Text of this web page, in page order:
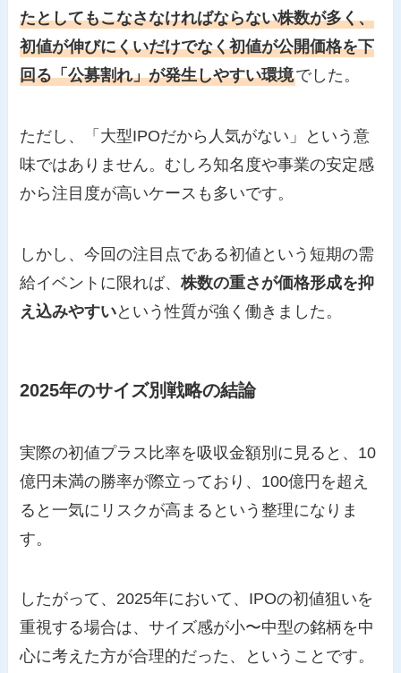
たとしてもこなさなければならない株数が多く、
初値が伸びにくいだけでなく初値が公開価格を下
回る「公募割れ」が発生しやすい環境でした。
ただし、「大型IPOだから人気がない」という意
味ではありません。むしろ知名度や事業の安定感
から注目度が高いケースも多いです。
しかし、今回の注目点である初値という短期の需
給イベントに限れば、株数の重さが価格形成を抑
え込みやすいという性質が強く働きました。
2025年のサイズ別戦略の結論
実際の初値プラス比率を吸収金額別に見ると、10
億円未満の勝率が際立っており、100億円を超え
ると一気にリスクが高まるという整理になりま
す。
したがって、2025年において、IPOの初値狙いを
重視する場合は、サイズ感が小〜中型の銘柄を中
心に考えた方が合理的だった、ということです。